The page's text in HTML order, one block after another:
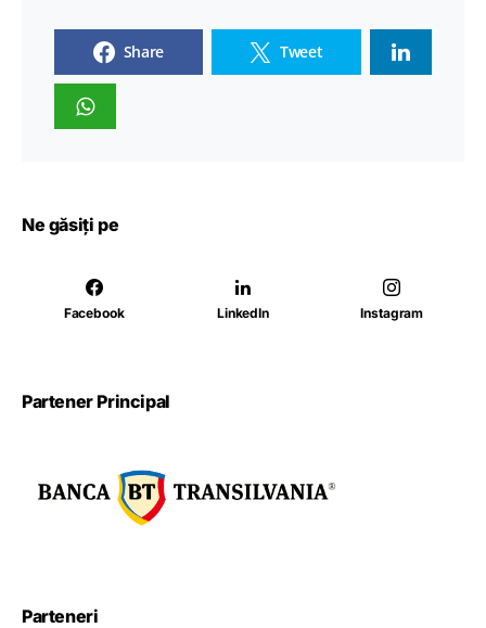
Share Tweet
Ne găsiți pe
Facebook LinkedIn Instagram
Partener Principal
Parteneri